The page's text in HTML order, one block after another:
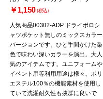
￥1,150(税込)
人気商品00302-ADP ドライポロシ
ャツポケット無しのミックスカラー
バージョンです。ひと手間かけた染
色で味わい深いカラーを演出。大人
気のアイテムです。ユニフォームや
イベント用等利用用途は様々。ポリ
エステル100％の機能素材を使用し
ていて洗濯耐久性も抜群に良いで